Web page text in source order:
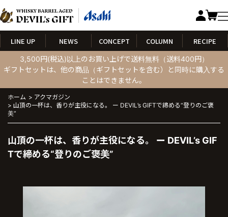
LINE UP NEWS CONCEPT COLUMN RECIPE
3,500円(税込)以上のお買い上げで送料無料（送料400円）
ギフトセットは、他の商品（ギフトセットを含む）と同時に購入する
ことはできません。
ホーム > アクマガジン
> 山頂の一杯は、香りが主役になる。 ー DEVIL’s GIFTで締める“登りのご褒
美”
山頂の一杯は、香りが主役になる。 ー DEVIL’s GIF
Tで締める“登りのご褒美”